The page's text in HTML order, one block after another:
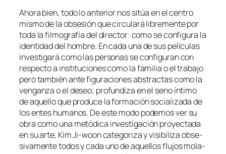
Ahora bien, to­do lo an­te­rior nos si­túa en el cen­tro
mis­mo de la ob­se­sión que cir­cu­la­rá li­bre­men­te por
to­da la fil­mo­gra­fía del di­rec­tor: co­mo se con­fi­gu­ra la
iden­ti­dad del hom­bre. En ca­da una de sus pe­lí­cu­las
in­ves­ti­ga­rá co­mo las per­so­nas se con­fi­gu­ran con
res­pec­to a ins­ti­tu­cio­nes co­mo la fa­mi­lia o el tra­ba­jo
pe­ro tam­bién an­te fi­gu­ra­cio­nes abs­trac­tas co­mo la
ven­gan­za o el de­seo; pro­fun­di­za en el seno ín­ti­mo
de aque­llo que pro­du­ce la for­ma­ción so­cia­li­za­da de
los en­tes hu­ma­nos. De es­te mo­do po­de­mos ver su
obra co­mo una me­tó­di­ca in­ves­ti­ga­ción pro­yec­ta­da
en su ar­te, Kim Ji-woon ca­te­go­ri­za y vi­si­bi­li­za ob­se­
si­va­men­te to­dos y ca­da uno de aque­llos flu­jos mo­la­